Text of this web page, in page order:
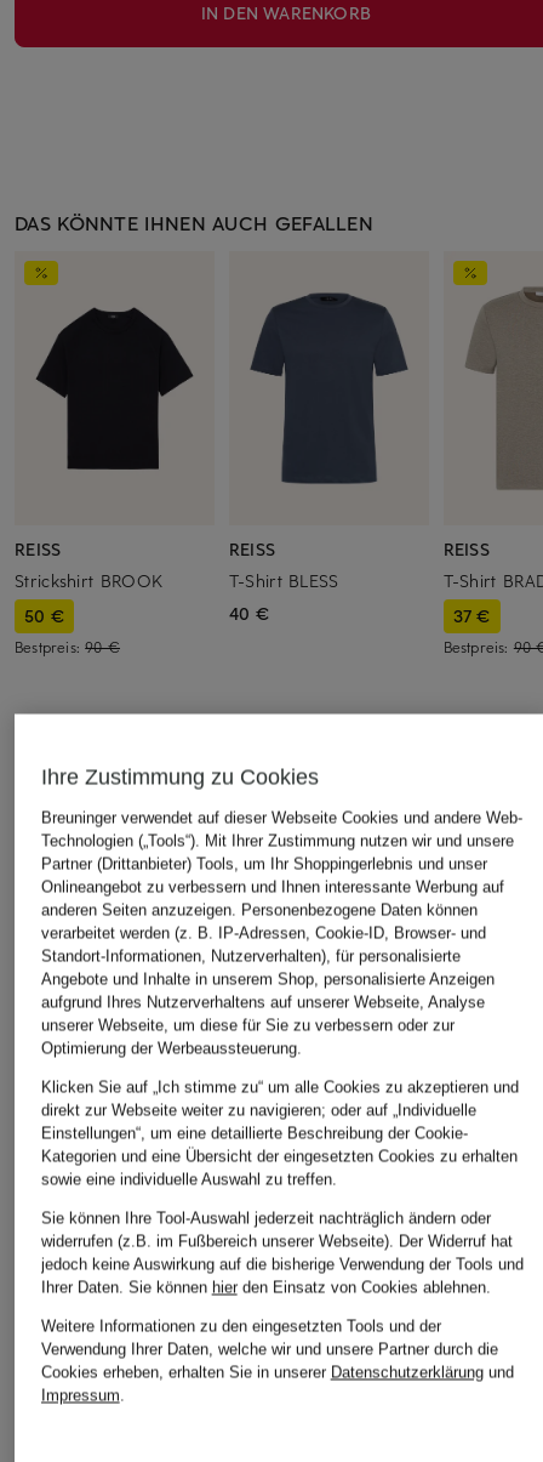
IN DEN WARENKORB
DAS KÖNNTE IHNEN AUCH GEFALLEN
REISS
Strickshirt BROOK
50 €
Bestpreis:90 €
REISS
T-Shirt BLESS
40 €
REISS
T-Shirt
37 €
Bestpreis: 90
ÄHNLICHE ARTIKEL ENTDECKEN
Ihre Zustimmung zu Cookies
Breuninger verwendet auf dieser Webseite Cookies und andere Web-
Technologien („Tools“). Mit Ihrer Zustimmung nutzen wir und unsere
Partner (Drittanbieter) Tools, um Ihr Shoppingerlebnis und unser
Onlineangebot zu verbessern und Ihnen interessante Werbung auf
anderen Seiten anzuzeigen. Personenbezogene Daten können
verarbeitet werden (z. B. IP-Adressen, Cookie-ID, Browser- und
Standort-Informationen, Nutzerverhalten), für personalisierte
Angebote und Inhalte in unserem Shop, personalisierte Anzeigen
aufgrund Ihres Nutzerverhaltens auf unserer Webseite, Analyse
unserer Webseite, um diese für Sie zu verbessern oder zur
Optimierung der Werbeaussteuerung.
Klicken Sie auf „Ich stimme zu“ um alle Cookies zu akzeptieren und
direkt zur Webseite weiter zu navigieren; oder auf „Individuelle
Einstellungen“, um eine detaillierte Beschreibung der Cookie-
Kategorien und eine Übersicht der eingesetzten Cookies zu erhalten
sowie eine individuelle Auswahl zu treffen.
Sie können Ihre Tool-Auswahl jederzeit nachträglich ändern oder
widerrufen (z.B. im Fußbereich unserer Webseite). Der Widerruf hat
jedoch keine Auswirkung auf die bisherige Verwendung der Tools und
Ihrer Daten. Sie können hierden Einsatz von Cookies ablehnen.
Weitere Informationen zu den eingesetzten Tools und der
Verwendung Ihrer Daten, welche wir und unsere Partner durch die
Cookies erheben, erhalten Sie in unserer Datenschutzerklärungund
Impressum.